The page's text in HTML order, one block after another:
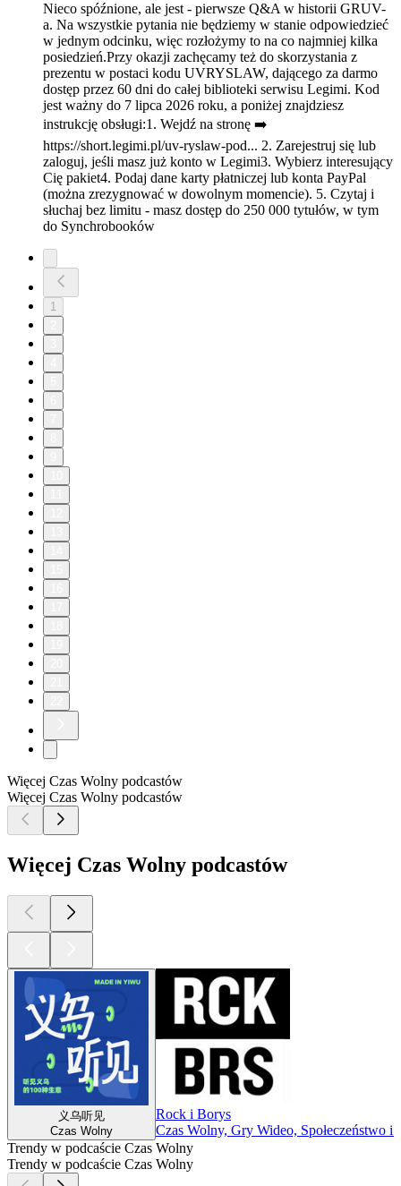
Nieco spóźnione, ale jest - pierwsze Q&A w historii GRUV-
a. Na wszystkie pytania nie będziemy w stanie odpowiedzieć
w jednym odcinku, więc rozłożymy to na co najmniej kilka
posiedzień.Przy okazji zachęcamy też do skorzystania z
prezentu w postaci kodu UVRYSLAW, dającego za darmo
dostęp przez 60 dni do całej biblioteki serwisu Legimi. Kod
jest ważny do 7 lipca 2026 roku, a poniżej znajdziesz
instrukcję obsługi:1. Wejdź na stronę ➡️
https://short.legimi.pl/uv-ryslaw-pod... 2. Zarejestruj się lub
zaloguj, jeśli masz już konto w Legimi3. Wybierz interesujący
Cię pakiet4. Podaj dane karty płatniczej lub konta PayPal
(można zrezygnować w dowolnym momencie). 5. Czytaj i
słuchaj bez limitu - masz dostęp do 250 000 tytułów, w tym
do Synchrobooków
1
Więcej Czas Wolny podcastów
Więcej Czas Wolny podcastów
Więcej Czas Wolny podcastów
义乌听见
Czas Wolny
Rock i Borys
Czas Wolny, Gry Wideo, Społeczeństwo i
Trendy w podcaście Czas Wolny
Trendy w podcaście Czas Wolny